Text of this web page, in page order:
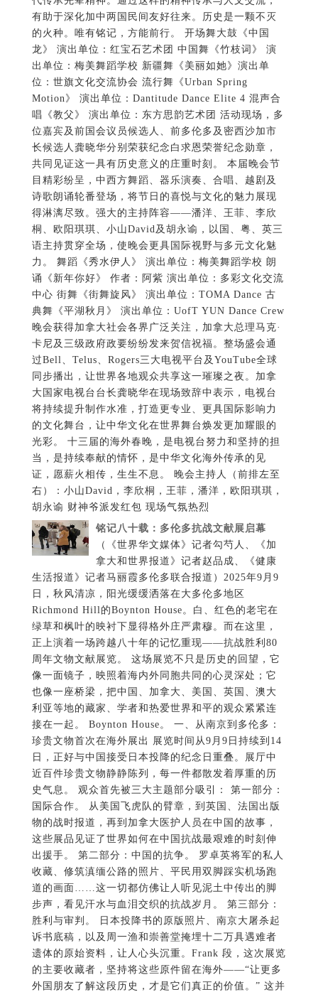
有助于深化加中两国民间友好往来。历史是一颗不灭
的火种。唯有铭记，方能前行。 开场舞大鼓《中国
龙》 演出单位：红宝石艺术团 中国舞《竹枝词》 演
出单位：梅美舞蹈学校 新疆舞《美丽如她》演出单
位：世旗文化交流协会 流行舞《Urban Spring
Motion》 演出单位：Dantitude Dance Elite 4 混声合
唱《教父》 演出单位：东方思韵艺术团 活动现场，多
位嘉宾及前国会议员候选人、前多伦多及密西沙加市
长候选人龚晓华分别荣获纪念白求恩荣誉纪念勋章，
共同见证这一具有历史意义的庄重时刻。 本届晚会节
目精彩纷呈，中西方舞蹈、器乐演奏、合唱、越剧及
诗歌朗诵轮番登场，将节日的喜悦与文化的魅力展现
得淋漓尽致。强大的主持阵容——潘洋、王菲、李欣
桐、欧阳琪琪、小山David及胡永谕，以国、粤、英三
语主持贯穿全场，使晚会更具国际视野与多元文化魅
力。 舞蹈《秀水伊人》 演出单位：梅美舞蹈学校 朗
诵《新年你好》 作者：阿紫 演出单位：多彩文化交流
中心 街舞《街舞旋风》 演出单位：TOMA Dance 古
典舞《平湖秋月》 演出单位：UofT YUN Dance Crew
晚会获得加拿大社会各界广泛关注，加拿大总理马克·
卡尼及三级政府政要纷纷发来贺信祝福。整场盛会通
过Bell、Telus、Rogers三大电视平台及YouTube全球
同步播出，让世界各地观众共享这一璀璨之夜。加拿
大国家电视台台长龚晓华在现场致辞中表示，电视台
将持续提升制作水准，打造更专业、更具国际影响力
的文化舞台，让中华文化在世界舞台焕发更加耀眼的
光彩。 十三届的海外春晚，是电视台努力和坚持的担
当，是持续奉献的情怀，是中华文化海外传承的见
证，愿薪火相传，生生不息。 晚会主持人（前排左至
右）：小山David，李欣桐，王菲，潘洋，欧阳琪琪，
胡永谕 财神爷派发红包 现场气氛热烈
铭记八十载：多伦多抗战文献展启幕
（《世界华文媒体》记者勾芍人、《加
拿大和世界报道》记者赵品成、《健康
生活报道》记者马丽霞多伦多联合报道）2025年9月9
日，秋风清凉，阳光缓缓洒落在大多伦多地区
Richmond Hill的Boynton House。白、红色的老宅在
绿草和枫叶的映衬下显得格外庄严肃穆。而在这里，
正上演着一场跨越八十年的记忆重现——抗战胜利80
周年文物文献展览。 这场展览不只是历史的回望，它
像一面镜子，映照着海内外同胞共同的心灵深处；它
也像一座桥梁，把中国、加拿大、美国、英国、澳大
利亚等地的藏家、学者和热爱世界和平的观众紧紧连
接在一起。 Boynton House。 一、从南京到多伦多：
珍贵文物首次在海外展出 展览时间从9月9日持续到14
日，正好与中国接受日本投降的纪念日重叠。展厅中
近百件珍贵文物静静陈列，每一件都散发着厚重的历
史气息。 观众首先被三大主题部分吸引： 第一部分：
国际合作。 从美国飞虎队的臂章，到英国、法国出版
物的战时报道，再到加拿大医护人员在中国的故事，
这些展品见证了世界如何在中国抗战最艰难的时刻伸
出援手。 第二部分：中国的抗争。 罗卓英将军的私人
收藏、修筑滇缅公路的照片、平民用双脚踩实机场跑
道的画面……这一切都仿佛让人听见泥土中传出的脚
步声，看见汗水与血泪交织的抗战岁月。 第三部分：
胜利与审判。 日本投降书的原版照片、南京大屠杀起
诉书底稿，以及周一渔和崇善堂掩埋十二万具遇难者
遗体的原始资料，让人心头沉重。Frank 段，这次展览
的主要收藏者，坚持将这些原件留在海外——“让更多
外国朋友了解这段历史，才是它们真正的价值。” 这并